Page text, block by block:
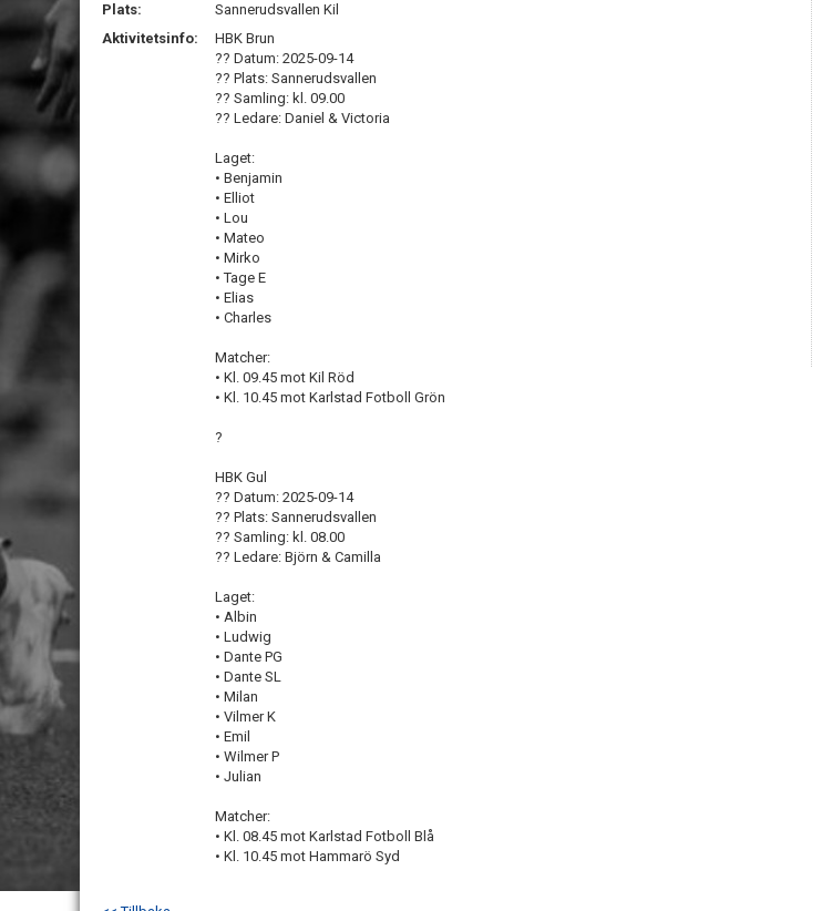
Plats:
Sannerudsvallen Kil
Aktivitetsinfo:
HBK Brun
?? Datum: 2025-09-14
?? Plats: Sannerudsvallen
?? Samling: kl. 09.00
?? Ledare: Daniel & Victoria
Laget:
• Benjamin
• Elliot
• Lou
• Mateo
• Mirko
• Tage E
• Elias
• Charles
Matcher:
• Kl. 09.45 mot Kil Röd
• Kl. 10.45 mot Karlstad Fotboll Grön
?
HBK Gul
?? Datum: 2025-09-14
?? Plats: Sannerudsvallen
?? Samling: kl. 08.00
?? Ledare: Björn & Camilla
Laget:
• Albin
• Ludwig
• Dante PG
• Dante SL
• Milan
• Vilmer K
• Emil
• Wilmer P
• Julian
Matcher:
• Kl. 08.45 mot Karlstad Fotboll Blå
• Kl. 10.45 mot Hammarö Syd